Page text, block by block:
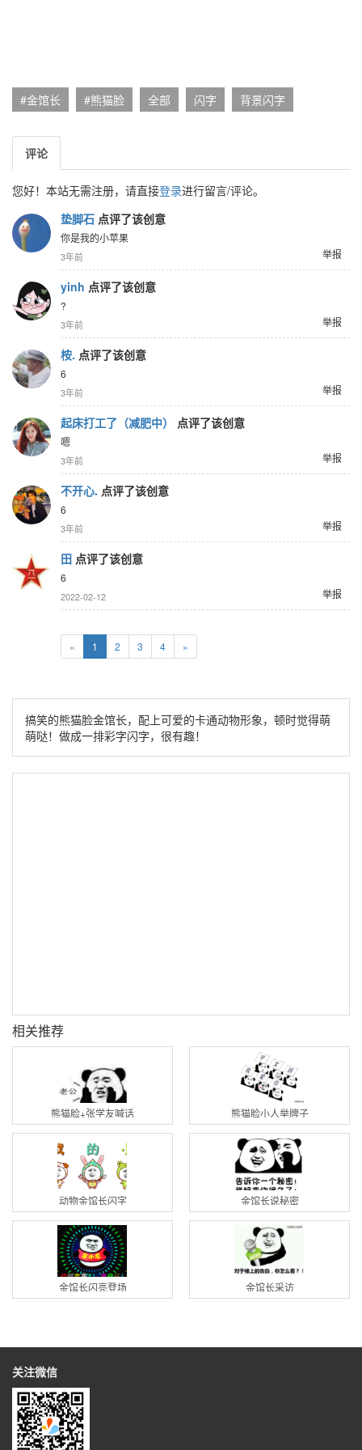
#金馆长 #熊猫脸 全部 闪字 背景闪字
评论
您好！本站无需注册，请直接登录进行留言/评论。
垫脚石 点评了该创意
你是我的小苹果
举报
3年前
yinh 点评了该创意
?
举报
3年前
桉. 点评了该创意
6
举报
3年前
起床打工了（减肥中） 点评了该创意
嗯
举报
3年前
不开心. 点评了该创意
6
举报
3年前
田 点评了该创意
6
举报
2022-02-12
« 1 2 3 4 »
搞笑的熊猫脸金馆长，配上可爱的卡通动物形象，顿时觉得萌
萌哒！做成一排彩字闪字，很有趣！
相关推荐
熊猫脸+张学友喊话 熊猫脸小人举牌子
动物金馆长闪字 金馆长说秘密
金馆长闪亮登场 金馆长采访
关注微信